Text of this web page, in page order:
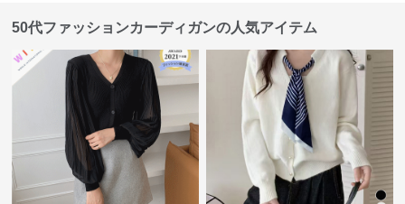
50代ファッションカーディガンの人気アイテム